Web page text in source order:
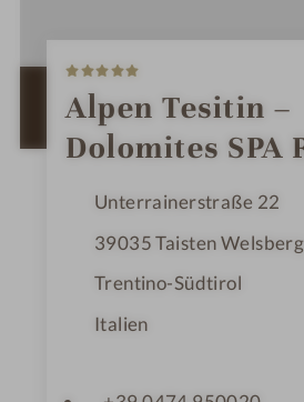
ZUR
MAPS
t
e
r
n
Alpen Tesitin –
Dolomites SPA
Unterrainerstraße 22
39035Taisten Welsberg
Trentino-Südtirol
Italien